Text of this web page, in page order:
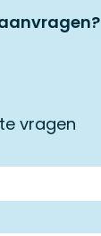
vragen